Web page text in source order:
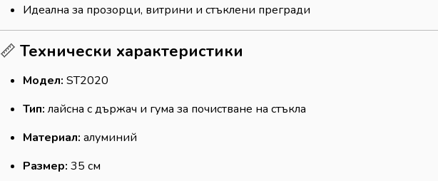
Идеална за прозорци, витрини и стъклени прегради
📏 Технически характеристики
Модел: ST2020
Тип: лайсна с държач и гума за почистване на стъкла
Материал: алуминий
Размер: 35 см